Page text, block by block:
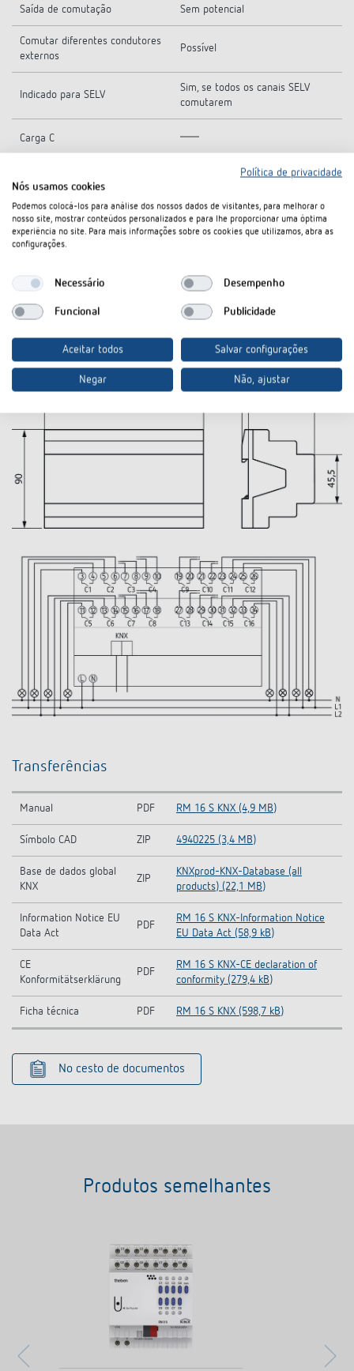
Saída de comutação Sem potencial
Comutar diferentes condutores
externos
Possível
Indicado para SELV
Sim, se todos os canais SELV
comutarem
Carga C
Temperatura ambiente -5°C ... 45°C
Tipo de proteção IP 20
Desenhos técnicos
Transferências
Manual PDF RM 16 S KNX (4,9 MB)
Símbolo CAD ZIP 4940225 (3,4 MB)
Base de dados global
KNX
ZIP
KNXprod-KNX-Database (all
products) (22,1 MB)
Information Notice EU
Data Act
PDF
RM 16 S KNX-Information Notice
EU Data Act (58,9 kB)
CE
Konformitätserklärung
PDF
RM 16 S KNX-CE declaration of
conformity (279,4 kB)
Ficha técnica PDF RM 16 S KNX (598,7 kB)
No cesto de documentos
Produtos semelhantes
Política de privacidade
Nós usamos cookies
Podemos colocá-los para análise dos nossos dados de visitantes, para melhorar o
nosso site, mostrar conteúdos personalizados e para lhe proporcionar uma óptima
experiência no site. Para mais informações sobre os cookies que utilizamos, abra as
configurações.
Necessário Desempenho
Funcional Publicidade
Aceitar todos Salvar configurações
Negar Não, ajustar